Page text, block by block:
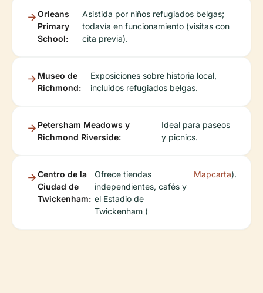
Orleans
Primary
School:
Asistida por niños refugiados belgas;
todavía en funcionamiento (visitas con
cita previa).
Museo de
Richmond:
Exposiciones sobre historia local,
incluidos refugiados belgas.
Petersham Meadows y
Richmond Riverside:
Ideal para paseos
y picnics.
Centro de la
Ciudad de
Twickenham:
Ofrece tiendas
independientes, cafés y
el Estadio de
Twickenham (
Mapcarta).